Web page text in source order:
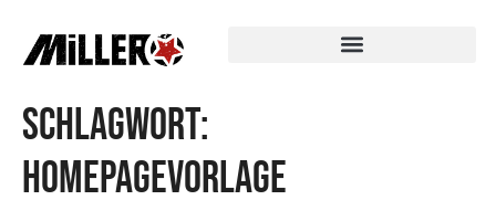
Schlagwort:
Homepagevorlage